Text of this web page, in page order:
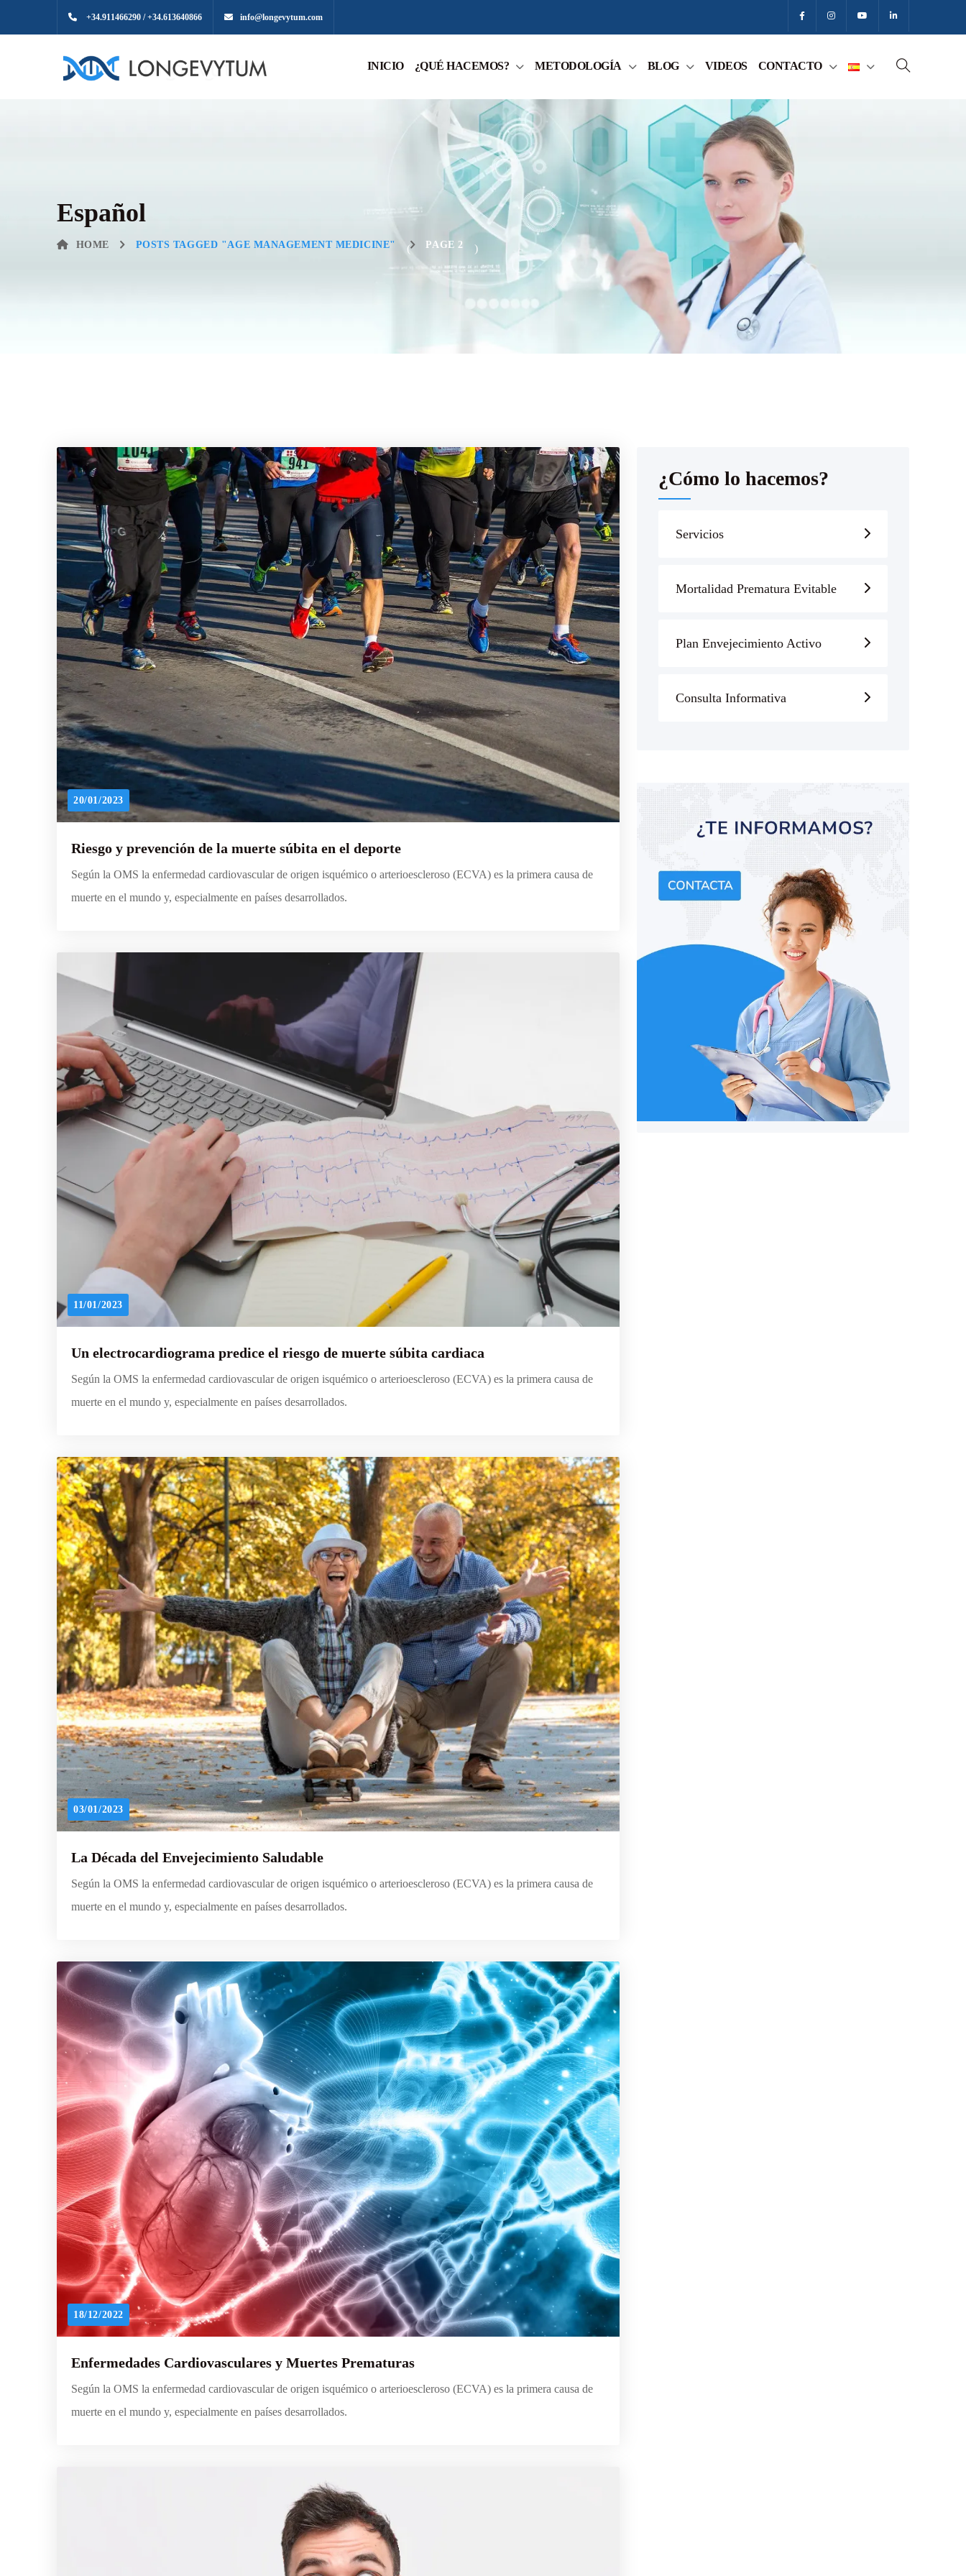
+34.911466290 / +34.613640866 info@longevytum.com
INICIO ¿QUÉ HACEMOS? METODOLOGÍA BLOG VIDEOS CONTACTO
Español
HOME POSTS TAGGED "AGE MANAGEMENT MEDICINE" ( PAGE 2 )
20/01/2023
Riesgo y prevención de la muerte súbita en el deporte
Según la OMS la enfermedad cardiovascular de origen isquémico o arterioescleroso (ECVA) es la primera causa de
muerte en el mundo y, especialmente en países desarrollados.
11/01/2023
Un electrocardiograma predice el riesgo de muerte súbita cardiaca
Según la OMS la enfermedad cardiovascular de origen isquémico o arterioescleroso (ECVA) es la primera causa de
muerte en el mundo y, especialmente en países desarrollados.
03/01/2023
La Década del Envejecimiento Saludable
Según la OMS la enfermedad cardiovascular de origen isquémico o arterioescleroso (ECVA) es la primera causa de
muerte en el mundo y, especialmente en países desarrollados.
18/12/2022
Enfermedades Cardiovasculares y Muertes Prematuras
Según la OMS la enfermedad cardiovascular de origen isquémico o arterioescleroso (ECVA) es la primera causa de
muerte en el mundo y, especialmente en países desarrollados.
¿Cómo lo hacemos?
Servicios
Mortalidad Prematura Evitable
Plan Envejecimiento Activo
Consulta Informativa